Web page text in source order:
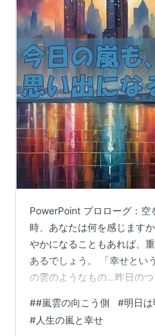
PowerPoint プロローグ：空
時、あなたは何を感じます
やかになることもあれば、
あるでしょう。 「幸せとい
の雲のようなもの…昨日の
もしれません。 幸せも悲し
移ろいゆくもの。 そして、
##嵐雲の向こう側 #明日は
#人生の嵐と幸せ